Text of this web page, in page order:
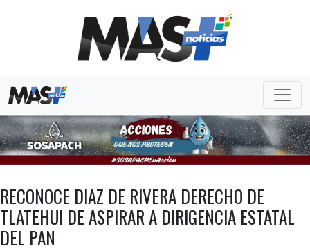
RECONOCE DIAZ DE RIVERA DERECHO DE
TLATEHUI DE ASPIRAR A DIRIGENCIA ESTATAL
DEL PAN